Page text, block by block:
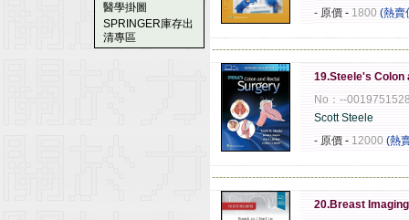
醫學掛圖
SPRINGER庫存出
清專區
- 原價 - 1800 (熱賣
19.Steele's Colon
No：--
Scott Steele
- 原價 - 12000 (熱
20.Breast